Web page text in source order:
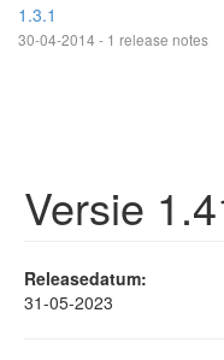
1.3.1
30-04-2014 - 1 release notes
Versie
Releasedatum:
31-05-2023